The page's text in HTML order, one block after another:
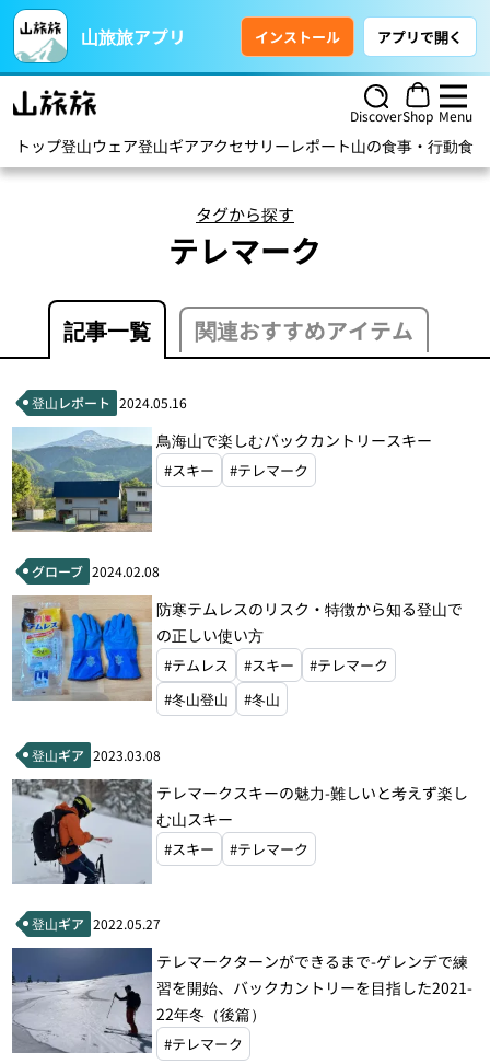
山旅旅アプリ インストール アプリで開く
DiscoverShop Menu
トップ登山ウェア登山ギアアクセサリー レポート山の食事・行動食
タグから探す
テレマーク
記事一覧 関連おすすめアイテム
登山レポート 2024.05.16
鳥海山で楽しむバックカントリースキー
#スキー #テレマーク
グローブ 2024.02.08
防寒テムレスのリスク・特徴から知る登山で
の正しい使い方
#テムレス #スキー
#テレマーク
#冬山登山
#冬山
登山ギア 2023.03.08
テレマークスキーの魅力-難しいと考えず楽し
む山スキー
#スキー #テレマーク
登山ギア 2022.05.27
テレマークターンができるまで-ゲレンデで練
習を開始、バックカントリーを目指した2021-
22年冬（後篇）
#テレマーク